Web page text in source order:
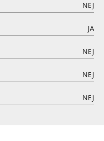
NEJ
JA
NEJ
NEJ
NEJ